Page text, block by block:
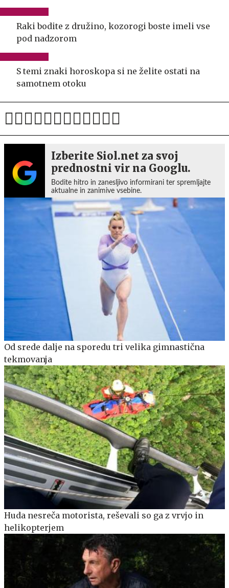
Raki bodite z družino, kozorogi boste imeli vse
pod nadzorom
S temi znaki horoskopa si ne želite ostati na
samotnem otoku
Izberite Siol.net za svoj
prednostni vir na Googlu.
Bodite hitro in zanesljivo informirani ter spremljajte
aktualne in zanimive vsebine.
Od srede dalje na sporedu tri velika gimnastična
tekmovanja
Huda nesreča motorista, reševali so ga z vrvjo in
helikopterjem